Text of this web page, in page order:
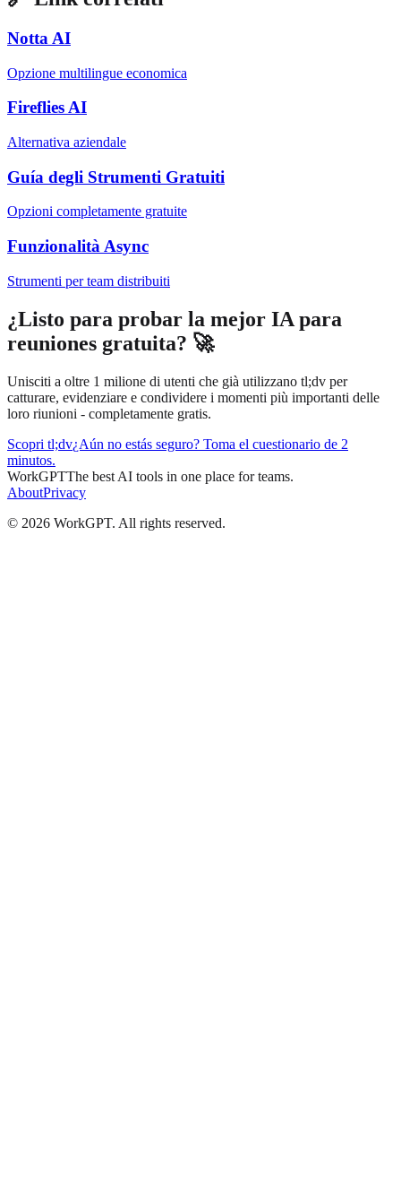
Notta AI
Opzione multilingue economica
Fireflies AI
Alternativa aziendale
Guía degli Strumenti Gratuiti
Opzioni completamente gratuite
Funzionalità Async
Strumenti per team distribuiti
¿Listo para probar la mejor IA para
reuniones gratuita? 🚀
Unisciti a oltre 1 milione di utenti che già utilizzano tl;dv per
catturare, evidenziare e condividere i momenti più importanti delle
loro riunioni - completamente gratis.
Scopri tl;dv¿Aún no estás seguro? Toma el cuestionario de 2
minutos.
WorkGPTThe best AI tools in one place for teams.
AboutPrivacy
© 2026 WorkGPT. All rights reserved.